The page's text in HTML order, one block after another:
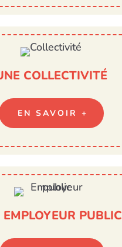
COLLECTIVITÉ
EN SAVOIR +
PUBLIC